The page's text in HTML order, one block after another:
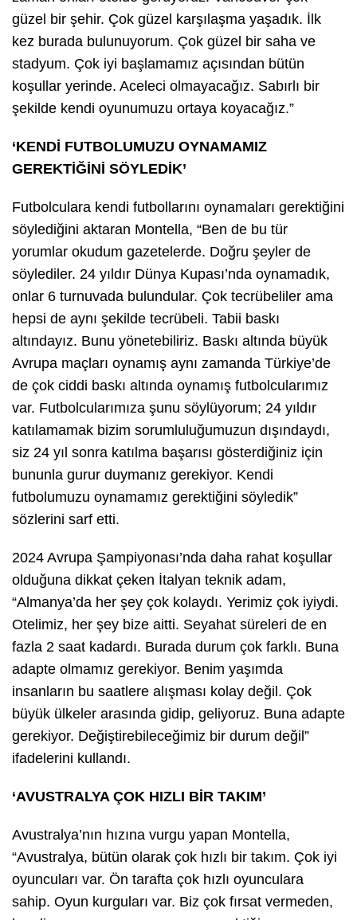
güzel bir şehir. Çok güzel karşılaşma yaşadık. İlk
kez burada bulunuyorum. Çok güzel bir saha ve
stadyum. Çok iyi başlamamız açısından bütün
koşullar yerinde. Aceleci olmayacağız. Sabırlı bir
şekilde kendi oyunumuzu ortaya koyacağız.”
‘KENDİ FUTBOLUMUZU OYNAMAMIZ
GEREKTİĞİNİ SÖYLEDİK’
Futbolculara kendi futbollarını oynamaları gerektiğini
söylediğini aktaran Montella, “Ben de bu tür
yorumlar okudum gazetelerde. Doğru şeyler de
söylediler. 24 yıldır Dünya Kupası’nda oynamadık,
onlar 6 turnuvada bulundular. Çok tecrübeliler ama
hepsi de aynı şekilde tecrübeli. Tabii baskı
altındayız. Bunu yönetebiliriz. Baskı altında büyük
Avrupa maçları oynamış aynı zamanda Türkiye’de
de çok ciddi baskı altında oynamış futbolcularımız
var. Futbolcularımıza şunu söylüyorum; 24 yıldır
katılamamak bizim sorumluluğumuzun dışındaydı,
siz 24 yıl sonra katılma başarısı gösterdiğiniz için
bununla gurur duymanız gerekiyor. Kendi
futbolumuzu oynamamız gerektiğini söyledik”
sözlerini sarf etti.
2024 Avrupa Şampiyonası’nda daha rahat koşullar
olduğuna dikkat çeken İtalyan teknik adam,
“Almanya’da her şey çok kolaydı. Yerimiz çok iyiydi.
Otelimiz, her şey bize aitti. Seyahat süreleri de en
fazla 2 saat kadardı. Burada durum çok farklı. Buna
adapte olmamız gerekiyor. Benim yaşımda
insanların bu saatlere alışması kolay değil. Çok
büyük ülkeler arasında gidip, geliyoruz. Buna adapte
gerekiyor. Değiştirebileceğimiz bir durum değil”
ifadelerini kullandı.
‘AVUSTRALYA ÇOK HIZLI BİR TAKIM’
Avustralya’nın hızına vurgu yapan Montella,
“Avustralya, bütün olarak çok hızlı bir takım. Çok iyi
oyuncuları var. Ön tarafta çok hızlı oyunculara
sahip. Oyun kurguları var. Biz çok fırsat vermeden,